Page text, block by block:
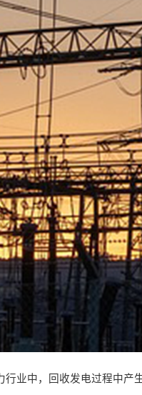
行业中，回收发电过程中产